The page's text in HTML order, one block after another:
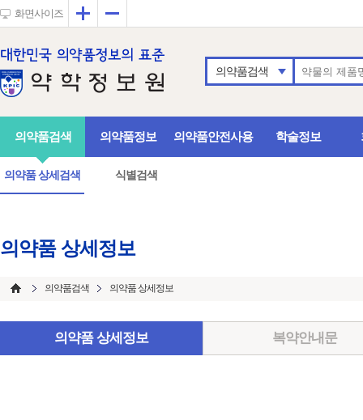
화면사이즈 확대
의약품검색
의약품검색
의약품 상세검색 식별검색
의약품정보 의약품안전사용 학술정보
의약품 상세정보
의약품검색 의약품 상세정보
의약품 상세정보 복약안내문